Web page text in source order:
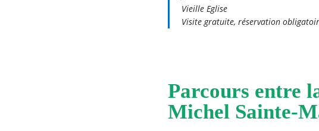
Vieille Eglise
Visite gratuite, réservation
Parcours entre
Michel Sainte-